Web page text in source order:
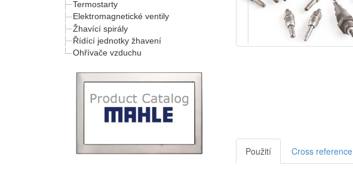
Termostarty
Elektromagnetické ventily
Žhavící spirály
Řídící jednotky žhavení
Ohřívače vzduchu
Použití Cross reference